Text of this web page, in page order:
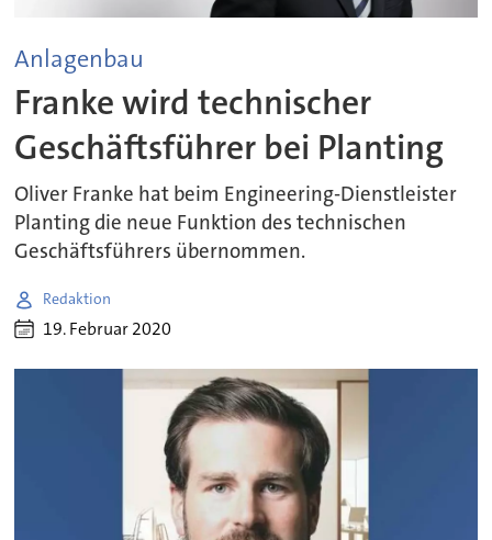
Anlagenbau
Franke wird technischer
Geschäftsführer bei Planting
Oliver Franke hat beim Engineering-Dienstleister
Planting die neue Funktion des technischen
Geschäftsführers übernommen.
Redaktion
19. Februar 2020